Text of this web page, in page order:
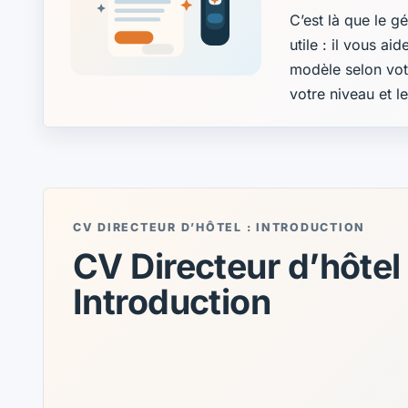
C’est là que le
utile : il vous
modèle selon
votre niveau et
CV DIRECTEUR D’HÔTEL : INTRODUCTION
CV Directeur d’hôtel
Introduction